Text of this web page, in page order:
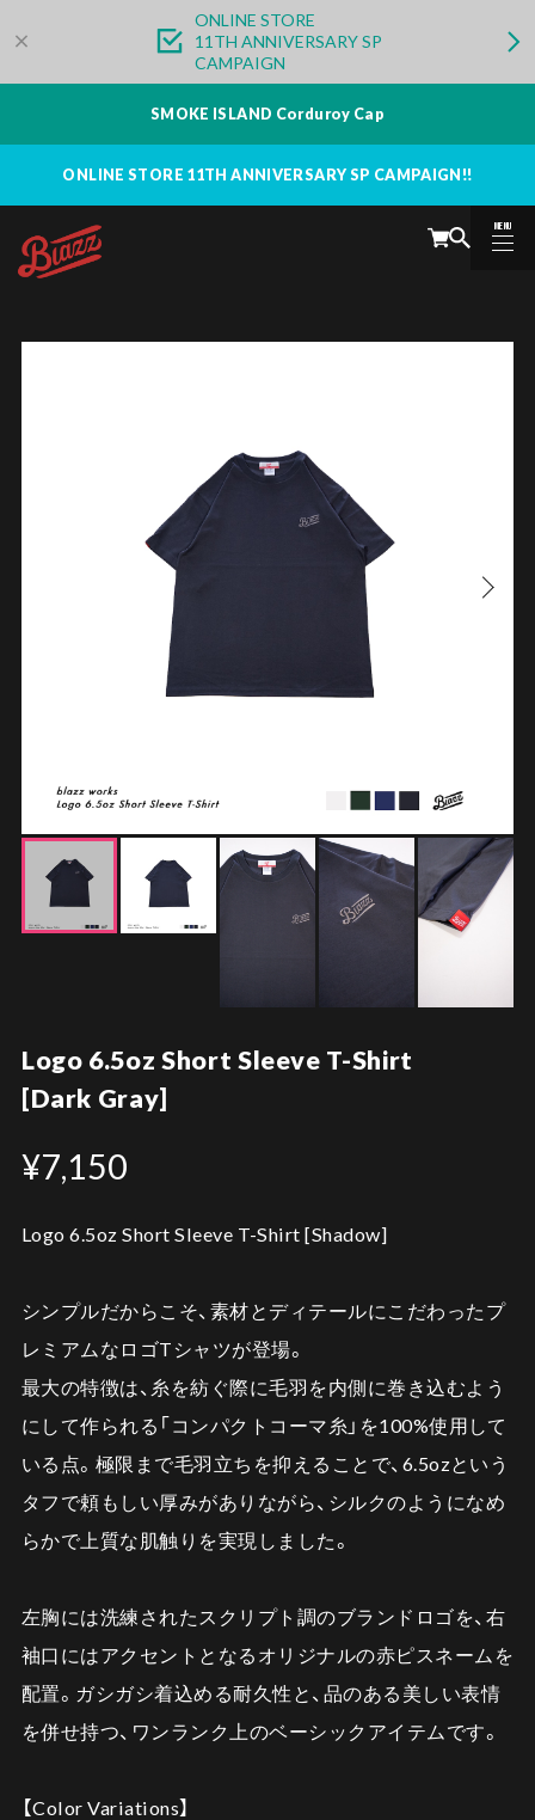
ONLINE STORE
11TH ANNIVERSARY SP
CAMPAIGN
SMOKE ISLAND Corduroy Cap
ONLINE STORE 11TH ANNIVERSARY SP CAMPAIGN!!
MENU
CLOSE
Logo 6.5oz Short Sleeve T-Shirt
[Dark Gray]
¥7,150
Logo 6.5oz Short Sleeve T-Shirt [Shadow]
シンプルだからこそ、素材とディテールにこだわったプ
レミアムなロゴTシャツが登場。
最大の特徴は、糸を紡ぐ際に毛羽を内側に巻き込むよう
にして作られる「コンパクトコーマ糸」を100%使用して
いる点。極限まで毛羽立ちを抑えることで、6.5ozという
タフで頼もしい厚みがありながら、シルクのようになめ
らかで上質な肌触りを実現しました。
左胸には洗練されたスクリプト調のブランドロゴを、右
袖口にはアクセントとなるオリジナルの赤ピスネームを
配置。ガシガシ着込める耐久性と、品のある美しい表情
を併せ持つ、ワンランク上のベーシックアイテムです。
【Color Variations】